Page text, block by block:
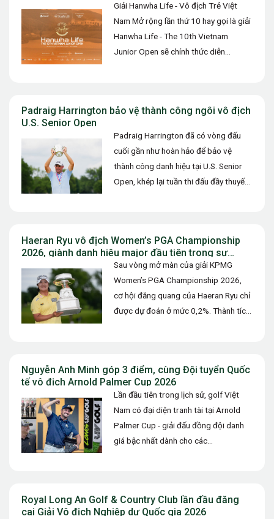
Giải Hanwha Life - Vô địch Trẻ Việt
Nam Mở rộng lần thứ 10 hay gọi là giải
Hanwha Life - The 10th Vietnam
Junior Open sẽ chính thức diễn…
Padraig Harrington bảo vệ thành công ngôi vô địch
U.S. Senior Open
Padraig Harrington đã có vòng đấu
cuối gần như hoàn hảo để bảo vệ
thành công danh hiệu tại U.S. Senior
Open, khép lại tuần thi đấu đầy thuyết
Haeran Ryu vô địch Women’s PGA Championship
2026, giành danh hiệu major đầu tiên trong sự
Sau vòng mở màn của giải KPMG
Women’s PGA Championship 2026,
cơ hội đăng quang của Haeran Ryu chỉ
được dự đoán ở mức 0,2%. Thành tích
Nguyễn Anh Minh góp 3 điểm, cùng Đội tuyển Quốc
Lần đầu tiên trong lịch sử, golf Việt
Nam có đại diện tranh tài tại Arnold
Palmer Cup - giải đấu đồng đội danh
giá bậc nhất dành cho các…
Royal Long An Golf & Country Club lần đầu đăng
cai Giải Vô địch Nghiệp dư Quốc gia 2026